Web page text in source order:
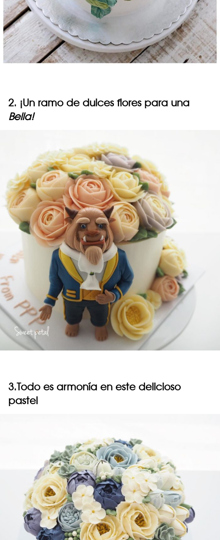
2. ¡Un ramo de dulces flores para una
Bella!
3.Todo es armonía en este delicioso
pastel